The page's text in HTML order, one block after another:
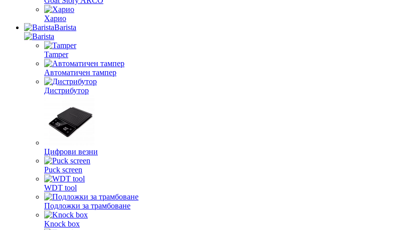
Харио
Barista
Tamper
Автоматичен тампер
Дистрибутор
Цифрови везни
Puck screen
WDT tool
Подложки за трамбоване
Knock box